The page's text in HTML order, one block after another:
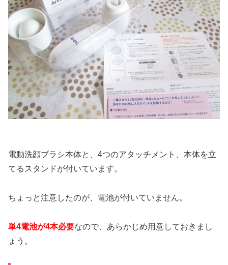
電動洗顔ブラシ本体と、4つのアタッチメント、本体を立
てるスタンドが付いています。
ちょっと注意したのが、電池が付いていません。
単4電池が4本必要なので、あらかじめ用意しておきまし
ょう。